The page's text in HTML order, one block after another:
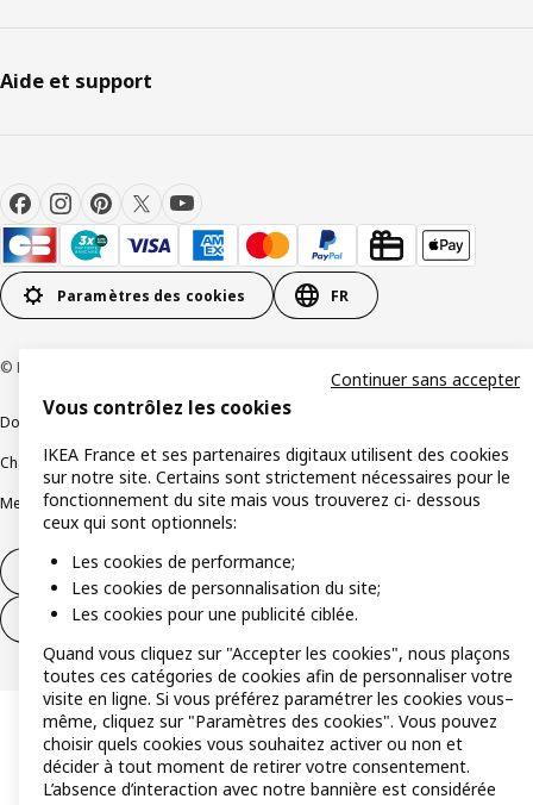
Aide et support
Paramètres des cookies FR
© Inter IKEA Systems B.V 1999-2026
Documents juridiques et informations légales
Charte de protection des donnéesPolitique relative aux cookies
Mentions légalesAlertes fraudeRappel produitAccessibilité : non conforme
Formulaire de rétractation – produits
Formulaire de rétractation – services
Vous contrôlez les cookies
IKEA France et ses partenaires digitaux utilisent des cookies
sur notre site. Certains sont strictement nécessaires pour le
fonctionnement du site mais vous trouverez ci- dessous
ceux qui sont optionnels:
Les cookies de performance;
Les cookies de personnalisation du site;
Les cookies pour une publicité ciblée.
Quand vous cliquez sur "Accepter les cookies", nous plaçons
toutes ces catégories de cookies afin de personnaliser votre
visite en ligne. Si vous préférez paramétrer les cookies vous–
même, cliquez sur "Paramètres des cookies". Vous pouvez
choisir quels cookies vous souhaitez activer ou non et
décider à tout moment de retirer votre consentement.
L’absence d’interaction avec notre bannière est considérée
Continuer sans accepter